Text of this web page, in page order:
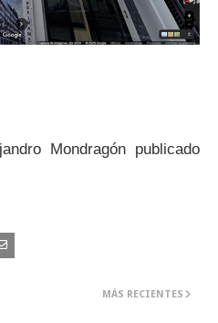
Mondragón publicado
MÁS RECIENTES